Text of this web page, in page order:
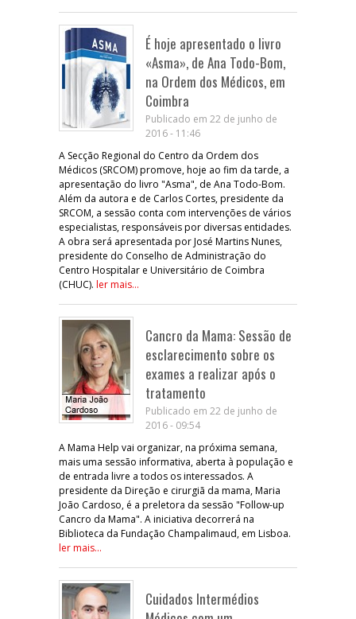
É hoje apresentado o livro
«Asma», de Ana Todo-Bom,
na Ordem dos Médicos, em
Coimbra
Publicado em 22 de junho de
2016 - 11:46
A Secção Regional do Centro da Ordem dos
Médicos (SRCOM) promove, hoje ao fim da tarde, a
apresentação do livro "Asma", de Ana Todo-Bom.
Além da autora e de Carlos Cortes, presidente da
SRCOM, a sessão conta com intervenções de vários
especialistas, responsáveis por diversas entidades.
A obra será apresentada por José Martins Nunes,
presidente do Conselho de Administração do
Centro Hospitalar e Universitário de Coimbra
(CHUC). ler mais...
Cancro da Mama: Sessão de
esclarecimento sobre os
exames a realizar após o
tratamento
Publicado em 22 de junho de
2016 - 09:54
A Mama Help vai organizar, na próxima semana,
mais uma sessão informativa, aberta à população e
de entrada livre a todos os interessados. A
presidente da Direção e cirurgiã da mama, Maria
João Cardoso, é a preletora da sessão "Follow-up
Cancro da Mama". A iniciativa decorrerá na
Biblioteca da Fundação Champalimaud, em Lisboa.
ler mais...
Cuidados Intermédios